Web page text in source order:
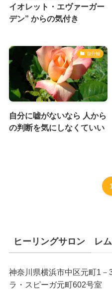
イオレット・エヴァーガー
デン” からの気付き
自分軸
自分に嘘がないなら 人から
の判断を気にしなくていい
ヒーリングサロン レ
神奈川県横浜市中区元町1－
ラ・スピーガ元町602号室